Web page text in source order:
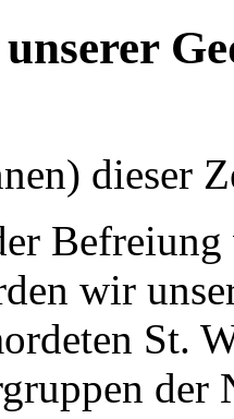
dieser
wir
St.
der